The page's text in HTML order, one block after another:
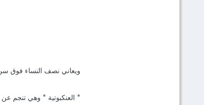
ويعاني نصف النساء فوق سن
" العنكبوتية " وهي تنجم عن